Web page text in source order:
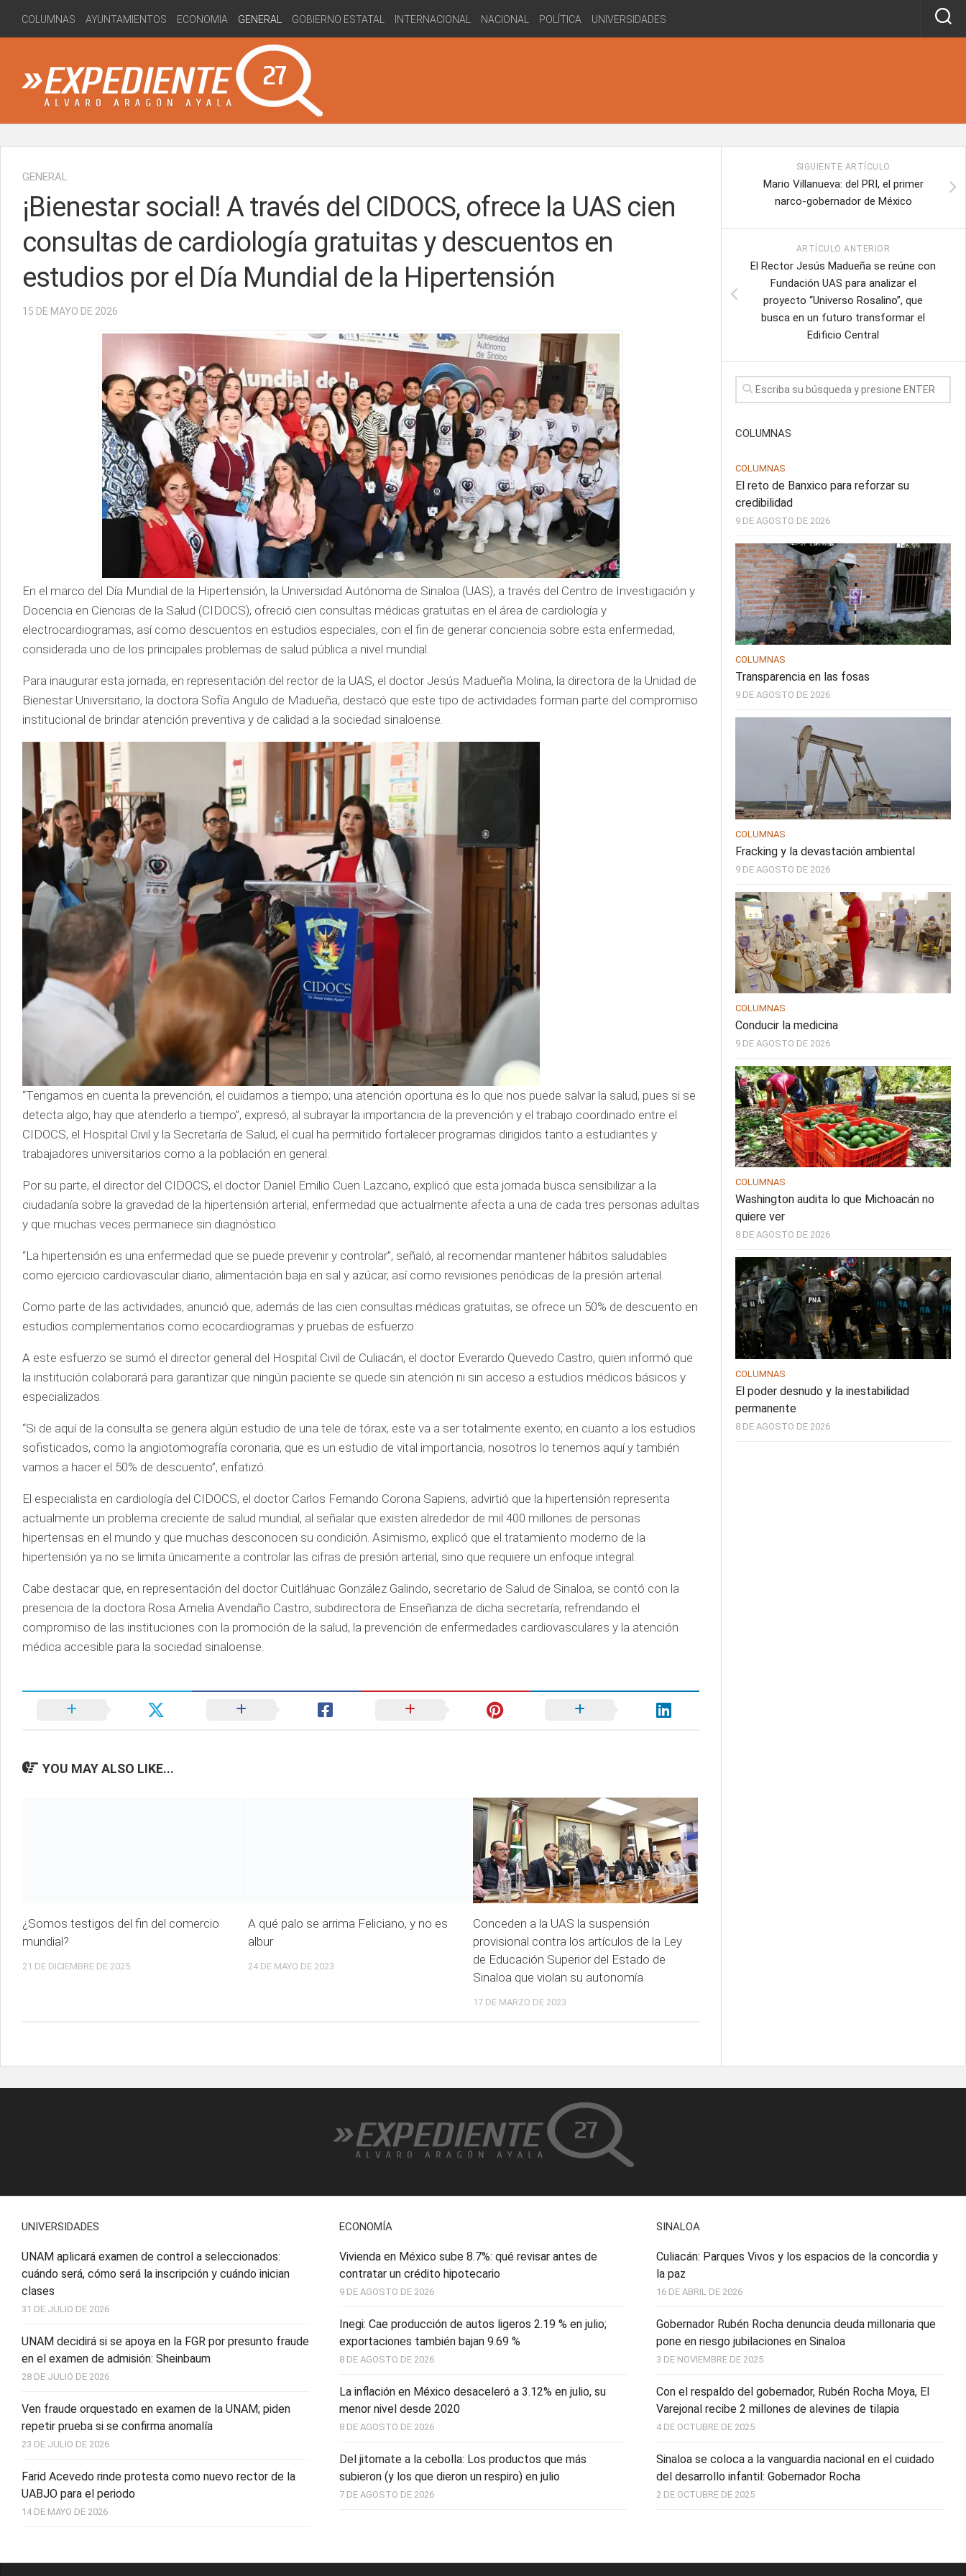
content
COLUMNAS AYUNTAMIENTOS ECONOMIA GENERAL GOBIERNO ESTATAL INTERNACIONAL NACIONAL POLÍTICA UNIVERSIDADES
GENERAL
¡Bienestar social! A través del CIDOCS, ofrece la UAS cien
consultas de cardiología gratuitas y descuentos en
estudios por el Día Mundial de la Hipertensión
15 DE MAYO DE 2026
En el marco del Día Mundial de la Hipertensión, la Universidad Autónoma de Sinaloa (UAS), a través del Centro de Investigación y
Docencia en Ciencias de la Salud (CIDOCS), ofreció cien consultas médicas gratuitas en el área de cardiología y
electrocardiogramas, así como descuentos en estudios especiales, con el fin de generar conciencia sobre esta enfermedad,
considerada uno de los principales problemas de salud pública a nivel mundial.
Para inaugurar esta jornada, en representación del rector de la UAS, el doctor Jesús Madueña Molina, la directora de la Unidad de
Bienestar Universitario, la doctora Sofía Angulo de Madueña, destacó que este tipo de actividades forman parte del compromiso
institucional de brindar atención preventiva y de calidad a la sociedad sinaloense.
“Tengamos en cuenta la prevención, el cuidarnos a tiempo; una atención oportuna es lo que nos puede salvar la salud, pues si se
detecta algo, hay que atenderlo a tiempo”, expresó, al subrayar la importancia de la prevención y el trabajo coordinado entre el
CIDOCS, el Hospital Civil y la Secretaría de Salud, el cual ha permitido fortalecer programas dirigidos tanto a estudiantes y
trabajadores universitarios como a la población en general.
Por su parte, el director del CIDOCS, el doctor Daniel Emilio Cuen Lazcano, explicó que esta jornada busca sensibilizar a la
ciudadanía sobre la gravedad de la hipertensión arterial, enfermedad que actualmente afecta a una de cada tres personas adultas
y que muchas veces permanece sin diagnóstico.
“La hipertensión es una enfermedad que se puede prevenir y controlar”, señaló, al recomendar mantener hábitos saludables
como ejercicio cardiovascular diario, alimentación baja en sal y azúcar, así como revisiones periódicas de la presión arterial.
Como parte de las actividades, anunció que, además de las cien consultas médicas gratuitas, se ofrece un 50% de descuento en
estudios complementarios como ecocardiogramas y pruebas de esfuerzo.
A este esfuerzo se sumó el director general del Hospital Civil de Culiacán, el doctor Everardo Quevedo Castro, quien informó que
la institución colaborará para garantizar que ningún paciente se quede sin atención ni sin acceso a estudios médicos básicos y
especializados.
“Si de aquí de la consulta se genera algún estudio de una tele de tórax, este va a ser totalmente exento; en cuanto a los estudios
sofisticados, como la angiotomografía coronaria, que es un estudio de vital importancia, nosotros lo tenemos aquí y también
vamos a hacer el 50% de descuento”, enfatizó.
El especialista en cardiología del CIDOCS, el doctor Carlos Fernando Corona Sapiens, advirtió que la hipertensión representa
actualmente un problema creciente de salud mundial, al señalar que existen alrededor de mil 400 millones de personas
hipertensas en el mundo y que muchas desconocen su condición. Asimismo, explicó que el tratamiento moderno de la
hipertensión ya no se limita únicamente a controlar las cifras de presión arterial, sino que requiere un enfoque integral.
Cabe destacar que, en representación del doctor Cuitláhuac González Galindo, secretario de Salud de Sinaloa, se contó con la
presencia de la doctora Rosa Amelia Avendaño Castro, subdirectora de Enseñanza de dicha secretaría, refrendando el
compromiso de las instituciones con la promoción de la salud, la prevención de enfermedades cardiovasculares y la atención
médica accesible para la sociedad sinaloense.
YOU MAY ALSO LIKE...
¿Somos testigos del fin del comercio
mundial?
21 DE DICIEMBRE DE 2025
A qué palo se arrima Feliciano, y no es
albur
24 DE MAYO DE 2023
Conceden a la UAS la suspensión
provisional contra los artículos de la Ley
de Educación Superior del Estado de
Sinaloa que violan su autonomía
17 DE MARZO DE 2023
SIGUIENTE ARTÍCULO
Mario Villanueva: del PRI, el primer
narco-gobernador de México
ARTÍCULO ANTERIOR
El Rector Jesús Madueña se reúne con
Fundación UAS para analizar el
proyecto “Universo Rosalino”, que
busca en un futuro transformar el
Edificio Central
COLUMNAS
COLUMNAS
El reto de Banxico para reforzar su
credibilidad
9 DE AGOSTO DE 2026
COLUMNAS
Transparencia en las fosas
9 DE AGOSTO DE 2026
COLUMNAS
Fracking y la devastación ambiental
9 DE AGOSTO DE 2026
COLUMNAS
Conducir la medicina
9 DE AGOSTO DE 2026
COLUMNAS
Washington audita lo que Michoacán no
quiere ver
8 DE AGOSTO DE 2026
COLUMNAS
El poder desnudo y la inestabilidad
permanente
8 DE AGOSTO DE 2026
UNIVERSIDADES
UNAM aplicará examen de control a seleccionados:
cuándo será, cómo será la inscripción y cuándo inician
clases
31 DE JULIO DE 2026
UNAM decidirá si se apoya en la FGR por presunto fraude
en el examen de admisión: Sheinbaum
28 DE JULIO DE 2026
Ven fraude orquestado en examen de la UNAM; piden
repetir prueba si se confirma anomalía
23 DE JULIO DE 2026
Farid Acevedo rinde protesta como nuevo rector de la
UABJO para el periodo
14 DE MAYO DE 2026
ECONOMÍA
Vivienda en México sube 8.7%: qué revisar antes de
contratar un crédito hipotecario
9 DE AGOSTO DE 2026
Inegi: Cae producción de autos ligeros 2.19 % en julio;
exportaciones también bajan 9.69 %
8 DE AGOSTO DE 2026
La inflación en México desaceleró a 3.12% en julio, su
menor nivel desde 2020
8 DE AGOSTO DE 2026
Del jitomate a la cebolla: Los productos que más
subieron (y los que dieron un respiro) en julio
7 DE AGOSTO DE 2026
SINALOA
Culiacán: Parques Vivos y los espacios de la concordia y
la paz
16 DE ABRIL DE 2026
Gobernador Rubén Rocha denuncia deuda millonaria que
pone en riesgo jubilaciones en Sinaloa
3 DE NOVIEMBRE DE 2025
Con el respaldo del gobernador, Rubén Rocha Moya, El
Varejonal recibe 2 millones de alevines de tilapia
4 DE OCTUBRE DE 2025
Sinaloa se coloca a la vanguardia nacional en el cuidado
del desarrollo infantil: Gobernador Rocha
2 DE OCTUBRE DE 2025